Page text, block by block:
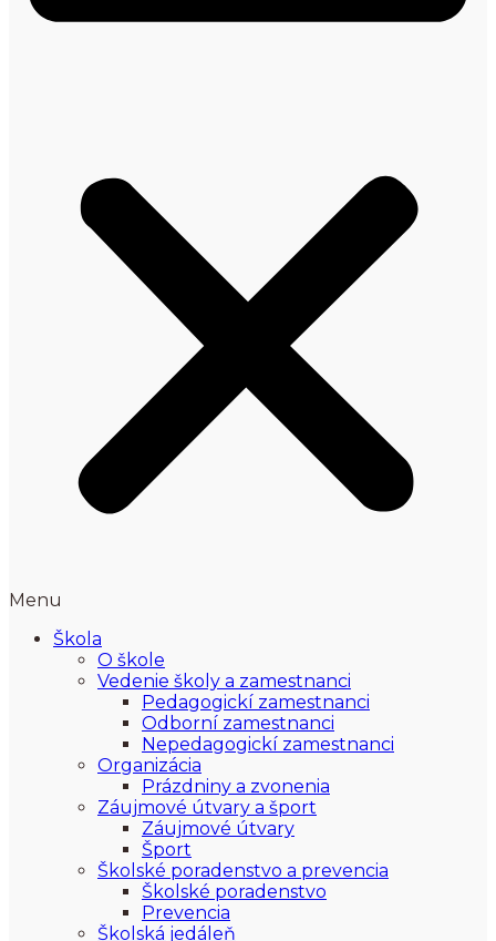
Menu
Škola
O škole
Vedenie školy a zamestnanci
Pedagogickí zamestnanci
Odborní zamestnanci
Nepedagogickí zamestnanci
Organizácia
Prázdniny a zvonenia
Záujmové útvary a šport
Záujmové útvary
Šport
Školské poradenstvo a prevencia
Školské poradenstvo
Prevencia
Školská jedáleň